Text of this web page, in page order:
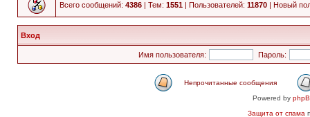
Всего сообщений: 4386 | Тем: 1551 | Пользователей: 11870 | Новый
Вход
Имя пользователя: Пароль:
Непрочитанные сообщения
Powered by
Защита от спама